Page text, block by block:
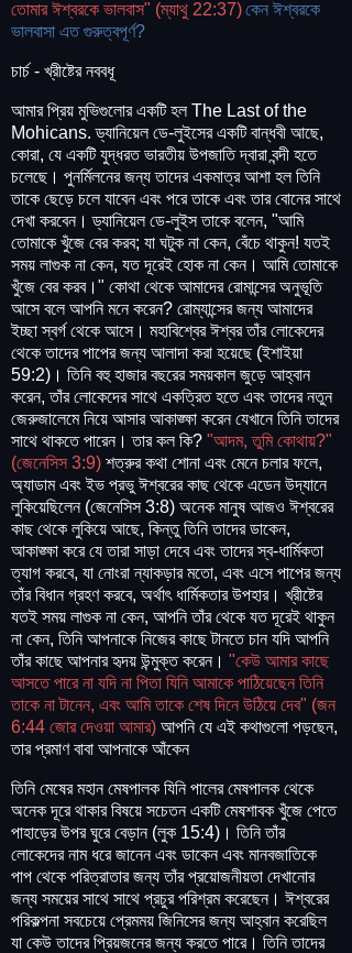
তোমার ঈশ্বরকে ভালবাস" (ম্যাথু 22:37)কেন ঈশ্বরকে
ভালবাসা এত গুরুত্বপূর্ণ?
চার্চ - খ্রীষ্টের নববধূ
আমার প্রিয় মুভিগুলোর একটি হল The Last of the
Mohicans. ড্যানিয়েল ডে-লুইসের একটি বান্ধবী আছে,
কোরা, যে একটি যুদ্ধরত ভারতীয় উপজাতি দ্বারা বন্দী হতে
চলেছে। পুনর্মিলনের জন্য তাদের একমাত্র আশা হল তিনি
তাকে ছেড়ে চলে যাবেন এবং পরে তাকে এবং তার বোনের সাথে
দেখা করবেন। ড্যানিয়েল ডে-লুইস তাকে বলেন, "আমি
তোমাকে খুঁজে বের করব; যা ঘটুক না কেন, বেঁচে থাকুন! যতই
সময় লাগুক না কেন, যত দূরেই হোক না কেন। আমি তোমাকে
খুঁজে বের করব।" কোথা থেকে আমাদের রোমান্সের অনুভূতি
আসে বলে আপনি মনে করেন? রোম্যান্সের জন্য আমাদের
ইচ্ছা স্বর্গ থেকে আসে। মহাবিশ্বের ঈশ্বর তাঁর লোকেদের
থেকে তাদের পাপের জন্য আলাদা করা হয়েছে (ইশাইয়া
59:2)। তিনি বহু হাজার বছরের সময়কাল জুড়ে আহ্বান
করেন, তাঁর লোকেদের সাথে একত্রিত হতে এবং তাদের নতুন
জেরুজালেমে নিয়ে আসার আকাঙ্ক্ষা করেন যেখানে তিনি তাদের
সাথে থাকতে পারেন। তার কল কি? "আদম, তুমি কোথায়?"
(জেনেসিস 3:9) শত্রুর কথা শোনা এবং মেনে চলার ফলে,
অ্যাডাম এবং ইভ প্রভু ঈশ্বরের কাছ থেকে এডেন উদ্যানে
লুকিয়েছিলেন (জেনেসিস 3:8) অনেক মানুষ আজও ঈশ্বরের
কাছ থেকে লুকিয়ে আছে, কিন্তু তিনি তাদের ডাকেন,
আকাঙ্ক্ষা করে যে তারা সাড়া দেবে এবং তাদের স্ব-ধার্মিকতা
ত্যাগ করবে, যা নোংরা ন্যাকড়ার মতো, এবং এসে পাপের জন্য
তাঁর বিধান গ্রহণ করবে, অর্থাৎ ধার্মিকতার উপহার। খ্রীষ্টের
যতই সময় লাগুক না কেন, আপনি তাঁর থেকে যত দূরেই থাকুন
না কেন, তিনি আপনাকে নিজের কাছে টানতে চান যদি আপনি
তাঁর কাছে আপনার হৃদয় উন্মুক্ত করেন। "কেউ আমার কাছে
আসতে পারে না যদি না পিতা যিনি আমাকে পাঠিয়েছেন তিনি
তাকে না টানেন, এবং আমি তাকে শেষ দিনে উঠিয়ে দেব" (জন
6:44 জোর দেওয়া আমার) আপনি যে এই কথাগুলো পড়ছেন,
তার প্রমাণ বাবা আপনাকে আঁকেন
তিনি মেষের মহান মেষপালক যিনি পালের মেষপালক থেকে
অনেক দূরে থাকার বিষয়ে সচেতন একটি মেষশাবক খুঁজে পেতে
পাহাড়ের উপর ঘুরে বেড়ান (লুক 15:4)। তিনি তাঁর
লোকেদের নাম ধরে জানেন এবং ডাকেন এবং মানবজাতিকে
পাপ থেকে পরিত্রাতার জন্য তাঁর প্রয়োজনীয়তা দেখানোর
জন্য সময়ের সাথে সাথে প্রচুর পরিশ্রম করেছেন। ঈশ্বরের
পরিকল্পনা সবচেয়ে প্রেমময় জিনিসের জন্য আহ্বান করেছিল
যা কেউ তাদের প্রিয়জনের জন্য করতে পারে। তিনি তাদের